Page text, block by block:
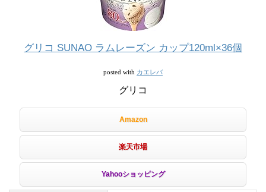
グリコ SUNAO ラムレーズン カップ120ml×36個
posted with カエレバ
グリコ
Amazon
楽天市場
Yahooショッピング